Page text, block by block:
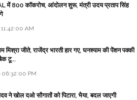
में 800 कॉकरोच, आंदोलन शुरू, मंत्री उदय प्रताप सिंह
AM
मिश्रा जीते, राजेंद्र भारती हार गए, घनश्याम की पेंशन पक्की
टू...
PM
ने खोल दओ सौगातों को पिटारा, भैया, बदल जाएगी